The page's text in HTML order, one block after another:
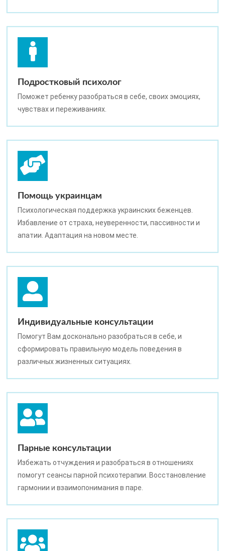
Подростковый психолог
Поможет ребенку разобраться в себе, своих эмоциях,
чувствах и переживаниях.
Помощь украинцам
Психологическая поддержка украинских беженцев.
Избавление от страха, неуверенности, пассивности и
апатии. Адаптация на новом месте.
Индивидуальные консультации
Помогут Вам досконально разобраться в себе, и
сформировать правильную модель поведения в
различных жизненных ситуациях.
Парные консультации
Избежать отчуждения и разобраться в отношениях
помогут сеансы парной психотерапии. Восстановление
гармонии и взаимопонимания в паре.